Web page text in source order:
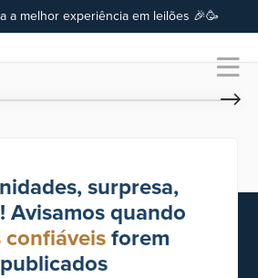
a melhor experiência em leilões 🎉🥳
surpresa,
Avisamos quando
confiáveis forem
publicados